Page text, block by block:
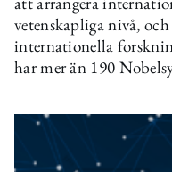
vetenskapliga nivå,
internationella
har mer än 190